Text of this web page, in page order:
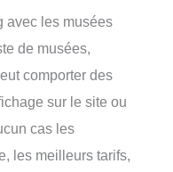
avec les musées
de musées,
comporter des
sur le site ou
cas les
les meilleurs tarifs,